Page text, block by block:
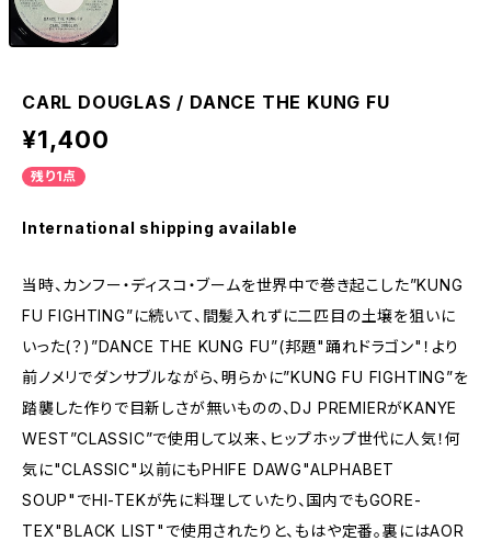
CARL DOUGLAS / DANCE THE KUNG FU
¥1,400
残り1点
International shipping available
当時、カンフー・ディスコ・ブームを世界中で巻き起こした”KUNG
FU FIGHTING”に続いて、間髪入れずに二匹目の土壌を狙いに
いった(？)”DANCE THE KUNG FU”(邦題"踊れドラゴン"！より
前ノメリでダンサブルながら、明らかに”KUNG FU FIGHTING”を
踏襲した作りで目新しさが無いものの、DJ PREMIERがKANYE
WEST”CLASSIC”で使用して以来、ヒップホップ世代に人気！何
気に"CLASSIC"以前にもPHIFE DAWG"ALPHABET
SOUP"でHI-TEKが先に料理していたり、国内でもGORE-
TEX"BLACK LIST"で使用されたりと、もはや定番。裏にはAOR